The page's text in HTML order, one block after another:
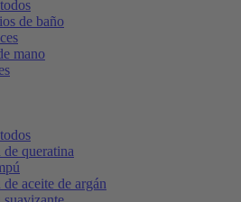
de baño
mano
queratina
aceite de argán